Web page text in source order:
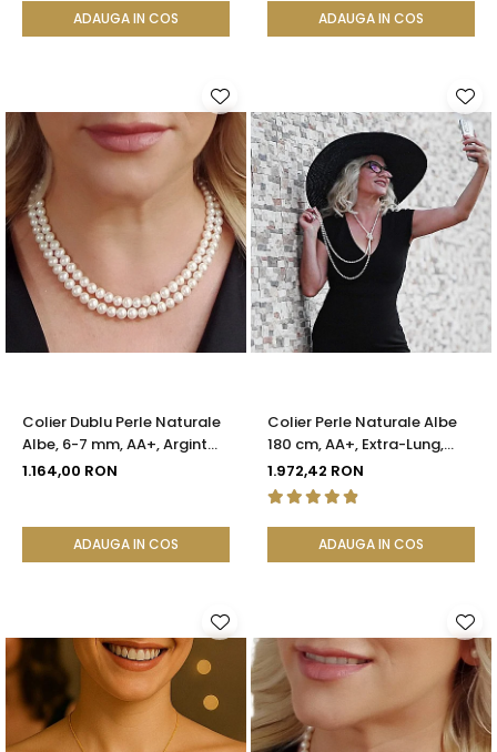
ADAUGA IN COS ADAUGA IN COS
Colier Dublu Perle Naturale
Albe, 6-7 mm, AA+, Argint
925 | KASKADDA®
1.164,00 RON
ADAUGA IN COS
Colier Perle Naturale Albe
180 cm, AA+, Extra-Lung,
Argint 925 | KASKADDA®
1.972,42 RON
ADAUGA IN COS